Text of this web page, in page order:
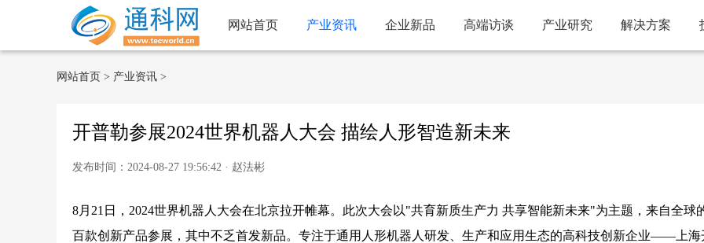
网站首页 产业资讯 企业新品 高端访谈 产业研究 解决方案
网站首页 > 产业资讯 >
开普勒参展2024世界机器人大会 描绘人形智造新未来
发布时间：2024-08-27 19:56:42 · 赵法彬
8月21日，2024世界机器人大会在北京拉开帷幕。此次大会以"共育新质生产力 共享智能新未来"为主题，来自全球
百款创新产品参展，其中不乏首发新品。专注于通用人形机器人研发、生产和应用生态的高科技创新企业——上海